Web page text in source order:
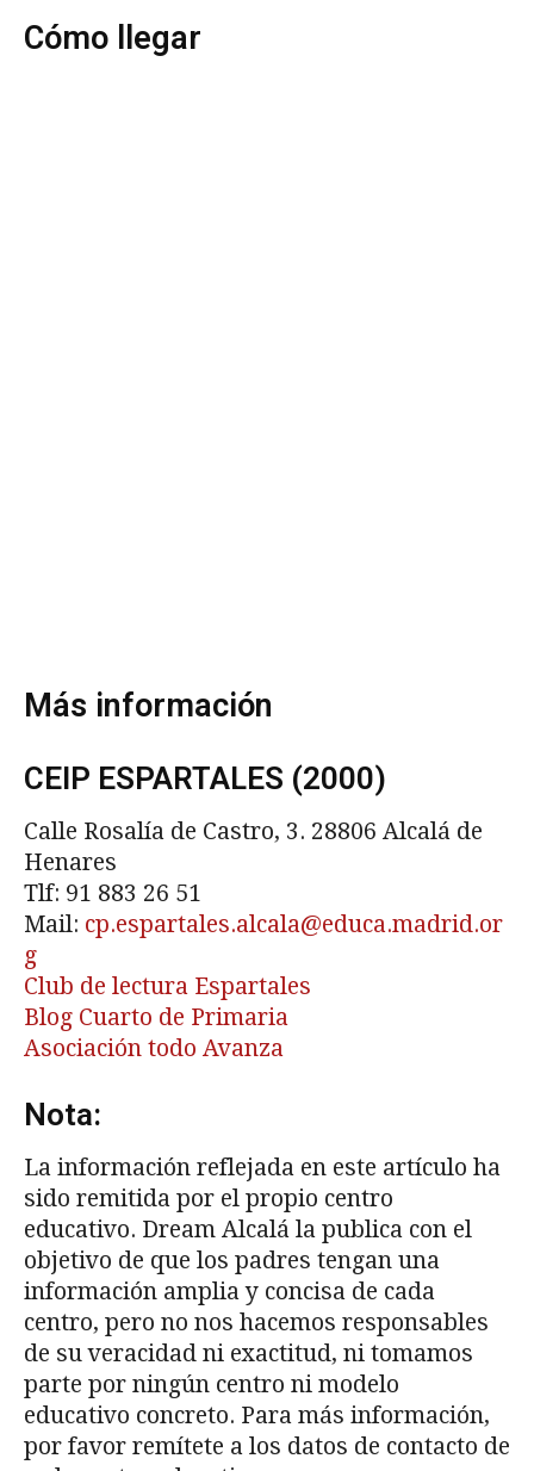
Cómo llegar
Más información
CEIP ESPARTALES (2000)
Calle Rosalía de Castro, 3. 28806 Alcalá de
Henares
Tlf: 91 883 26 51
Mail: cp.espartales.alcala@educa.madrid.or
g
Club de lectura Espartales
Blog Cuarto de Primaria
Asociación todo Avanza
Nota:
La información reflejada en este artículo ha
sido remitida por el propio centro
educativo. Dream Alcalá la publica con el
objetivo de que los padres tengan una
información amplia y concisa de cada
centro, pero no nos hacemos responsables
de su veracidad ni exactitud, ni tomamos
parte por ningún centro ni modelo
educativo concreto. Para más información,
por favor remítete a los datos de contacto de